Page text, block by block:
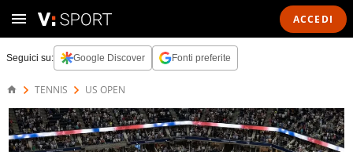
ACCEDI
Seguici su: Google Discover Fonti preferite
TENNIS US OPEN